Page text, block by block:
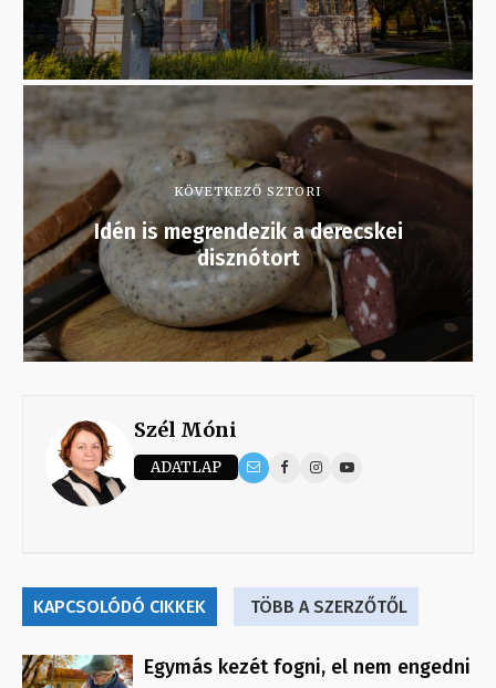
KÖVETKEZŐ SZTORI
Idén is megrendezik a derecskei
disznótort
Szél Móni
ADATLAP
KAPCSOLÓDÓ CIKKEK TÖBB A SZERZŐTŐL
Egymás kezét fogni, el nem engedni